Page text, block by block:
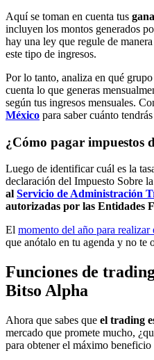
Aquí se toman en cuenta tus
incluyen los montos generados
hay una ley que regule de
este tipo de ingresos.
Por lo tanto, analiza en qué
cuenta lo que generas
según tus ingresos mensuales.
México para saber cuánto
¿Cómo pagar impuestos
Luego de identificar cuál es la
declaración del Impuesto Sobre
al Servicio de Administración
autorizadas por las Entidades
El momento del año para realizar
que anótalo en tu agenda y no te
Funciones de
Bitso Alpha
Ahora que sabes que el trading
mercado que promete mucho,
para obtener el máximo beneficio